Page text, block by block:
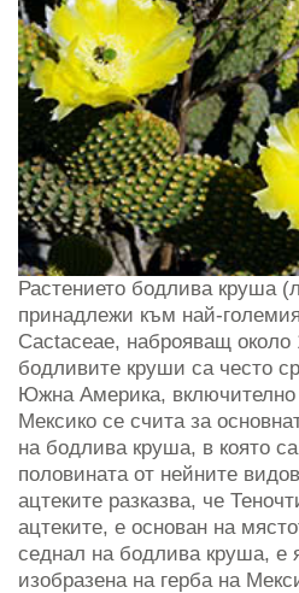
Растението бодлива круша
принадлежи към най-
Cactaceae, наброяващ
бодливите круши са често
Южна Америка,
Мексико се счита за
на бодлива круша, в която
половината от нейните
ацтеките разказва, че
ацтеките, е основан на
седнал на бодлива круша, е
изобразена на герба на